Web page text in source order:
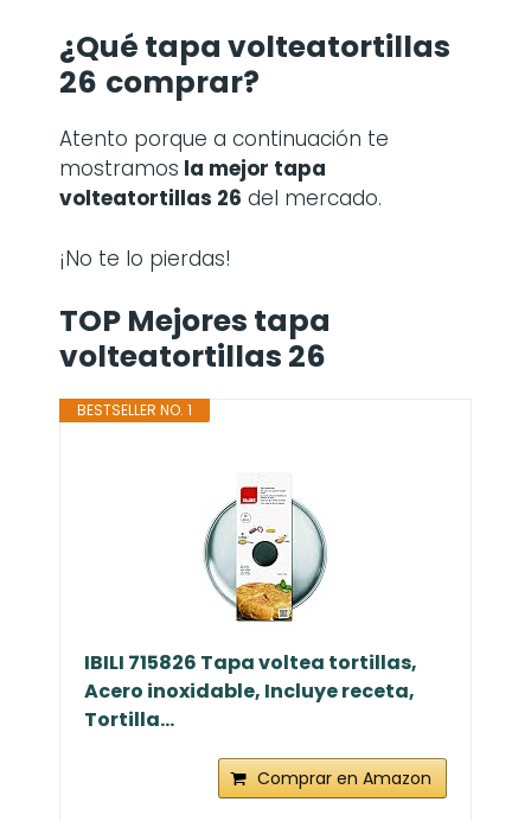
¿Qué tapa volteatortillas
26 comprar?
Atento porque a continuación te
mostramos la mejor tapa
volteatortillas 26 del mercado.
¡No te lo pierdas!
TOP Mejores tapa
volteatortillas 26
BESTSELLER NO. 1
IBILI 715826 Tapa voltea tortillas,
Acero inoxidable, Incluye receta,
Tortilla...
Comprar en Amazon